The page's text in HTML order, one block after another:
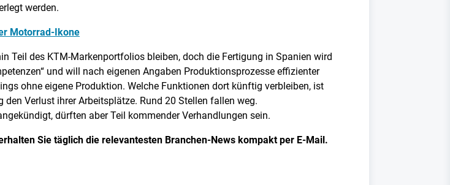
werden.
Motorrad-Ikone
Teil des KTM-Markenportfolios bleiben, doch die Fertigung in Spanien wird
und will nach eigenen Angaben Produktionsprozesse effizienter
ohne eigene Produktion. Welche Funktionen dort künftig verbleiben, ist
Verlust ihrer Arbeitsplätze. Rund 20 Stellen fallen weg.
dürften aber Teil kommender Verhandlungen sein.
Sie täglich die relevantesten Branchen-News kompakt per E-Mail.